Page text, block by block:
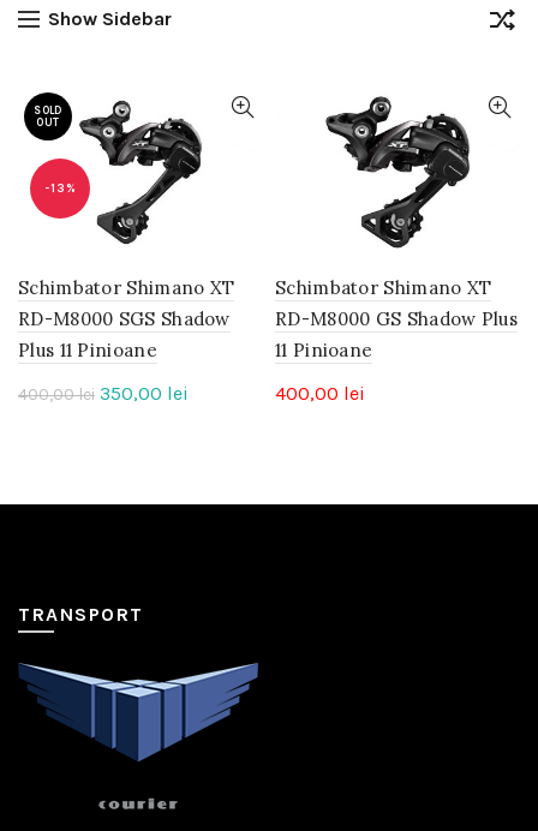
Show Sidebar
-13%
SOLD
OUT
Schimbator Shimano XT
RD-M8000 SGS Shadow
Plus 11 Pinioane
400,00lei Prețul
350,00 lei
Schimbator Shimano XT
RD-M8000 GS Shadow Plus
11 Pinioane
400,00 lei
TRANSPORT